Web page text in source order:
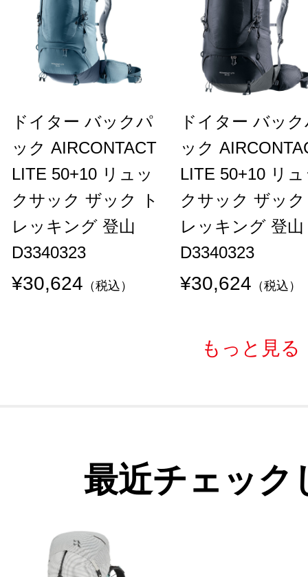
ドイター バックパ
ック AIRCONTACT
LITE 50+10 リュッ
クサック ザック ト
レッキング 登山
D3340323
¥30,624 （税込）
ドイター バッ
ック
LITE 50+10 リ
クサック ザッ
レッキング 登山
D3340323
¥30,624 （税込）
もっと見る
最近チェック